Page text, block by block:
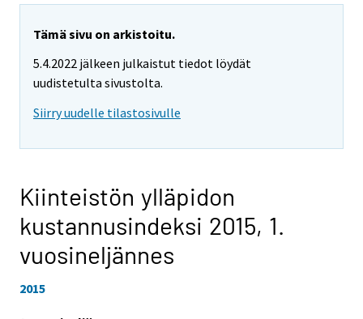
Tämä sivu on arkistoitu.
5.4.2022 jälkeen julkaistut tiedot löydät
uudistetulta sivustolta.
Siirry uudelle tilastosivulle
Kiinteistön ylläpidon
kustannusindeksi 2015, 1.
vuosineljännes
2015